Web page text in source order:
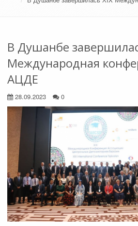
В Душанбе
Международная
АЦДЕ
28.09.2023 0